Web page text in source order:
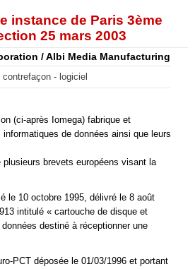
instance de Paris 3ème
25 mars 2003
/ Albi Media Manufacturing
contrefaçon - logiciel
(ci-après Iomega) fabrique et
de données ainsi que leurs
brevets européens visant la
le 10 octobre 1995, délivré le 8 août
intitulé « cartouche de disque et
destiné à réceptionner une
PCT déposée le 01/03/1996 et portant